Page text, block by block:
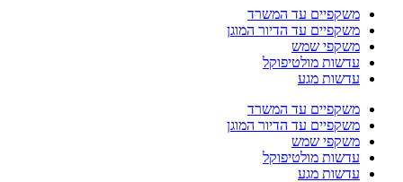
משקפיים עד המשרד
משקפיים עד הדיור המוגן
משקפי שמש
עדשות מולטיפוקל
עדשות מגע
משקפיים עד המשרד
משקפיים עד הדיור המוגן
משקפי שמש
עדשות מולטיפוקל
עדשות מגע